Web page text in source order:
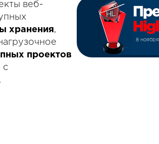
веб-
хранения,
проектов
с
8 ноября